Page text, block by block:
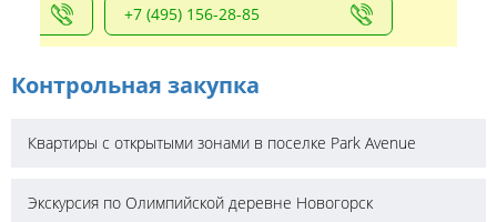
+7 (495) 156-28-85
Контрольная закупка
Квартиры с открытыми зонами в поселке Park Avenue
Экскурсия по Олимпийской деревне Новогорск